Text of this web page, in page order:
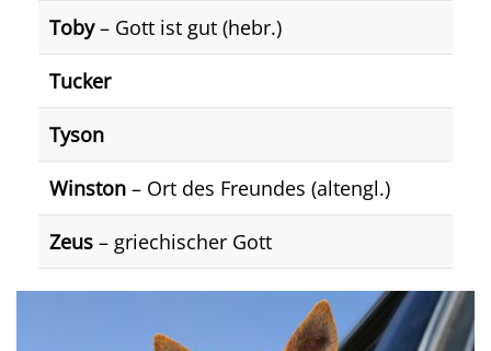
Toby– Gott ist gut (hebr.)
Tucker
Tyson
Winston – Ort des Freundes (altengl.)
Zeus – griechischer Gott